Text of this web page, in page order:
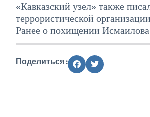
«Кавказский узел» также
террористической
Ранее о похищении
Поделиться :